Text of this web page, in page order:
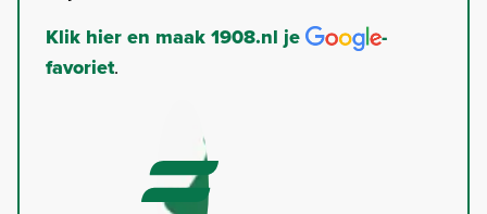
Klik hier en maak 1908.nl je
-
favoriet.